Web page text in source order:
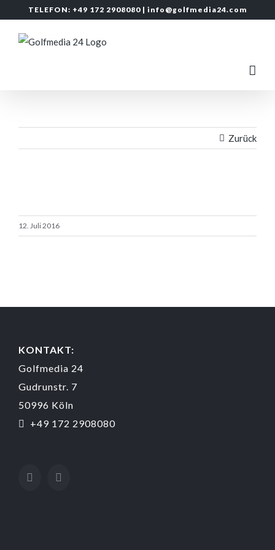
springen
TELEFON: +49 172 2908080 | info@golfmedia24.com
Zurück
12. Juli 2016
KONTAKT:
Golfmedia 24
Gudrunstr. 7
50996 Köln
+49 172 2908080